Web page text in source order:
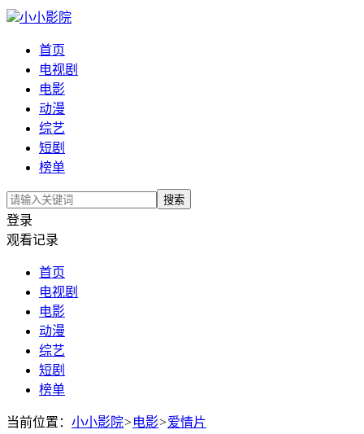
小小影院
首页
电视剧
电影
动漫
综艺
短剧
榜单
搜索
登录
观看记录
首页
电视剧
电影
动漫
综艺
短剧
榜单
当前位置： 小小影院>电影>爱情片